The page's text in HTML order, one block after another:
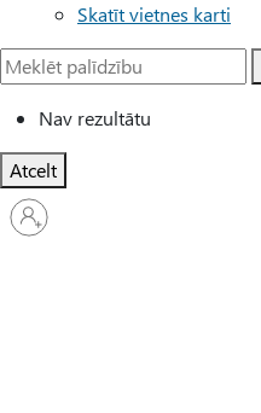
Skatīt vietnes karti
Nav rezultātu
Atcelt
Pierakstieties
savā